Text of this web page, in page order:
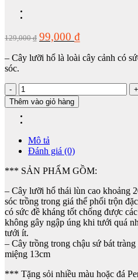
129,000₫ Giá
gốc
là:
99,000 ₫Giá
hiện
tại
– Cây lưỡi hổ là loài cây cảnh có
sóc.
Cây
lưỡi
hổ
thái
để
bàn
sứ
trụ
trắng
miệng
13cm
bát
tràng
số
Thêm vào giỏ hàng
Mô tả
Đánh giá (0)
*** SẢN PHẨM GỒM:
– Cây lưỡi hổ thái lùn cao khoảng
sóc trồng trong giá thể phối trộn
có sức đề kháng tốt chống được
không gây ngập úng khi tưới quá
tưới ít.
– Cây trồng trong chậu sứ bát
miệng 13cm
*** Tặng sỏi nhiều màu hoặc đá